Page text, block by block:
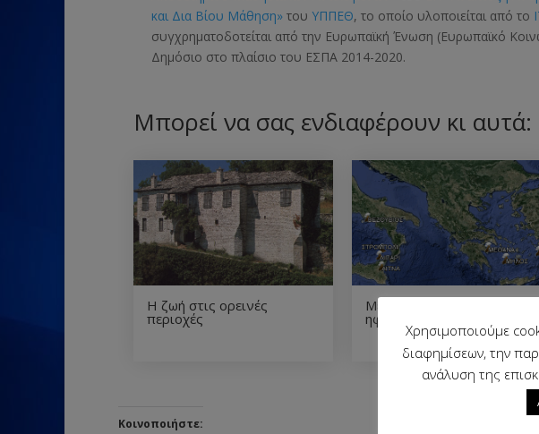
και Δια Βίου Μάθηση» τουΥΠΠΕΘ, το οποίο υλοποιείται από το
συγχρηματοδοτείται από την Ευρωπαϊκή Ένωση (Ευρωπαϊκό
Δημόσιο στο πλαίσιο του ΕΣΠΑ 2014-2020.
Μπορεί να σας ενδιαφέρουν κι αυτά:
Η ζωή στις ορεινές
περιοχές
Μεγάλα ενεργά ευρωπαϊκά
ηφαίστεια
Κοινοποιήστε:
Χρησιμοποιούμε
διαφημίσεων, την
ανάλυση της